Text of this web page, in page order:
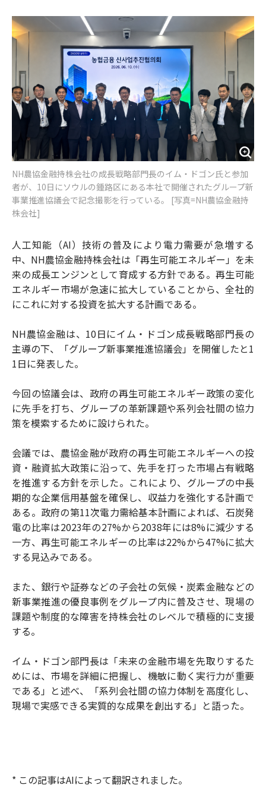
NH農協金融持株会社の成長戦略部門長のイム・ドゴン氏と参加
者が、10日にソウルの鍾路区にある本社で開催されたグループ新
事業推進協議会で記念撮影を行っている。 [写真=NH農協金融持
株会社]
人工知能（AI）技術の普及により電力需要が急増する
中、NH農協金融持株会社は「再生可能エネルギー」を未
来の成長エンジンとして育成する方針である。再生可能
エネルギー市場が急速に拡大していることから、全社的
にこれに対する投資を拡大する計画である。
NH農協金融は、10日にイム・ドゴン成長戦略部門長の
主導の下、「グループ新事業推進協議会」を開催したと1
1日に発表した。
今回の協議会は、政府の再生可能エネルギー政策の変化
に先手を打ち、グループの革新課題や系列会社間の協力
策を模索するために設けられた。
会議では、農協金融が政府の再生可能エネルギーへの投
資・融資拡大政策に沿って、先手を打った市場占有戦略
を推進する方針を示した。これにより、グループの中長
期的な企業信用基盤を確保し、収益力を強化する計画で
ある。政府の第11次電力需給基本計画によれば、石炭発
電の比率は2023年の27%から2038年には8%に減少する
一方、再生可能エネルギーの比率は22%から47%に拡大
する見込みである。
また、銀行や証券などの子会社の気候・炭素金融などの
新事業推進の優良事例をグループ内に普及させ、現場の
課題や制度的な障害を持株会社のレベルで積極的に支援
する。
イム・ドゴン部門長は「未来の金融市場を先取りするた
めには、市場を詳細に把握し、機敏に動く実行力が重要
である」と述べ、「系列会社間の協力体制を高度化し、
現場で実感できる実質的な成果を創出する」と語った。
* この記事はAIによって翻訳されました。